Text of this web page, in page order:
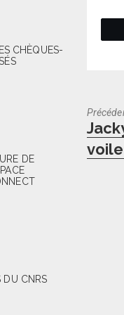
post:
CHÈQUES-
DE
DU CNRS